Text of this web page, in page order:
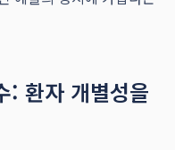
: 환자 개별성을